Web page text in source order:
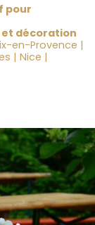
pour
décoration
en-Provence |
| Nice |